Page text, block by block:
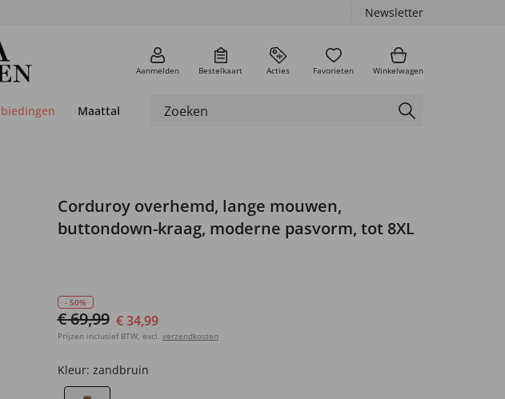
Newsletter
Aanmelden Bestelkaart Acties Favorieten Winkelwagen
Maattabel
Corduroy overhemd, lange mouwen,
buttondown-kraag, moderne pasvorm, tot 8XL
- 50%
€ 69,99 € 34,99
Prijzen inclusief BTW, excl. verzendkosten
Kleur: zandbruin